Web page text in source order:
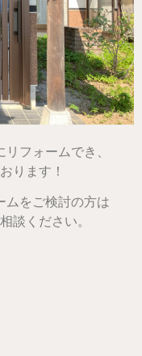
フォームでき、
ります！
ムをご検討の方は
談ください。